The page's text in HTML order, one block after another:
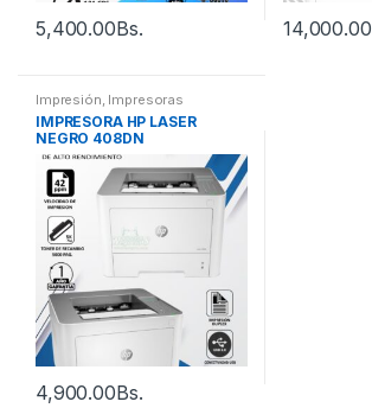
5,400.00Bs. 14,000.00
Impresión, Impresoras
IMPRESORA HP LASER
NEGRO 408DN
4,900.00Bs.